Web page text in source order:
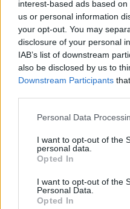
interest-based ads based
us or personal information
your opt-out. You may
disclosure of your personal
IAB’s list of downstream
also be disclosed by us to
Downstream Participants
Personal Data
I want to opt-out of the
personal data.
Opted In
I want to opt-out of the
Personal Data.
Opted In
ilícitos criminais.
Deste modo, a partir da
festividades do Natal, a
patrulhamento nas
existe um potencial
monetárias.
GNR terá como parceira
Serviços Energéticos